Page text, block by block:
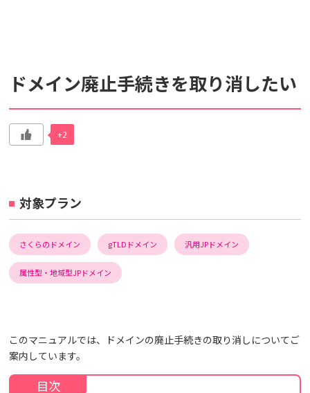
検索対象
動画マニュアル
ドメイン廃止手続きを取り消したい
+2
対象プラン
さくらのドメイン gTLDドメイン 汎用JPドメイン
属性型・地域型JPドメイン
このマニュアルでは、ドメインの廃止手続きの取り消しについてご
案内しています。